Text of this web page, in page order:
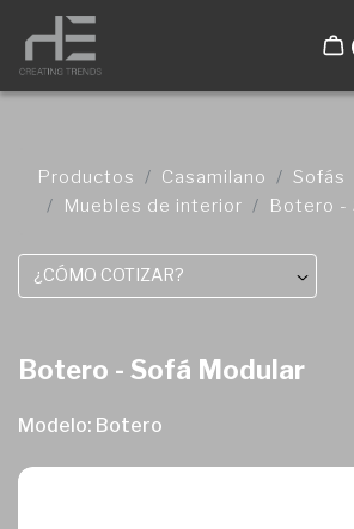
Productos Casamilano
Sofás
Muebles de interior
Botero -
¿CÓMO COTIZAR?
Botero - Sofá Modular
Modelo: Botero